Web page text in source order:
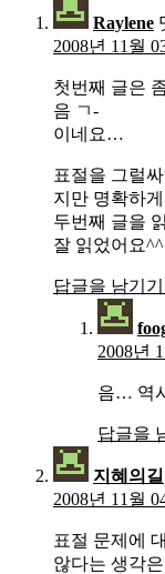
Raylene
2008년 11월
첫번째 글은
음 ㄱ-
이네요…
표절을 그럴
지만 명확하
두번째 글을
잘 읽었어요^^
답글을 남기
2008년
음… 역
답글을
지혜의길
2008년 11월
표절 문제에
않다는 생각